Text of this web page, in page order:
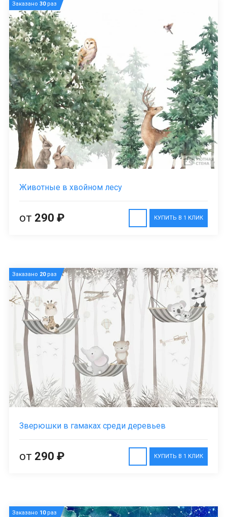
Заказано 30раз
Животные в хвойном лесу
КУПИТЬ В 1 КЛИК
от 290 ₽
Заказано 20раз
Зверюшки в гамаках среди деревьев
КУПИТЬ В 1 КЛИК
от 290 ₽
Заказано 10раз